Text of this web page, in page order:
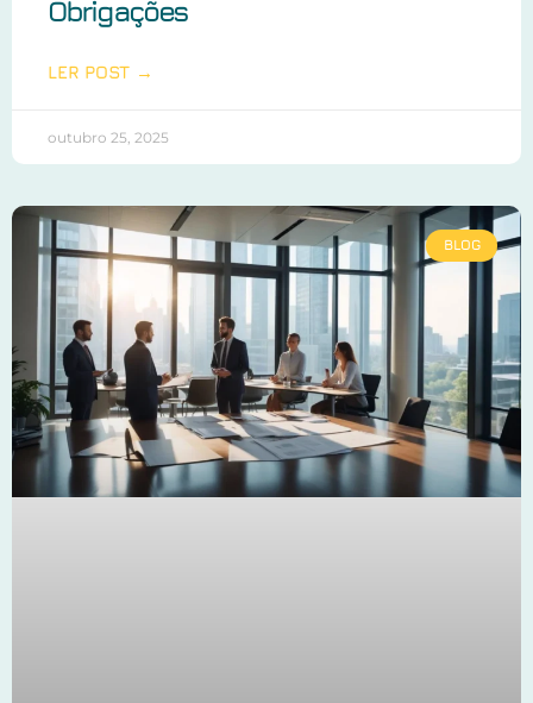
Obrigações
LER POST →
outubro 25, 2025
BLOG